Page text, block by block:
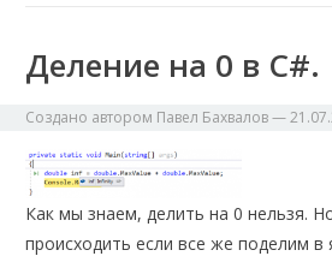
Деление на 0 в C#.
Создано автором Павел Бахвалов—
Как мы знаем, делить на 0 нельзя.
происходить если все же поделим в